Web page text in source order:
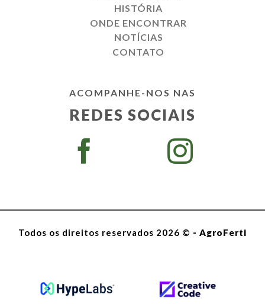
HISTÓRIA
ONDE ENCONTRAR
NOTÍCIAS
CONTATO
ACOMPANHE-NOS NAS
REDES SOCIAIS
Todos os direitos reservados 2026 © - AgroFerti